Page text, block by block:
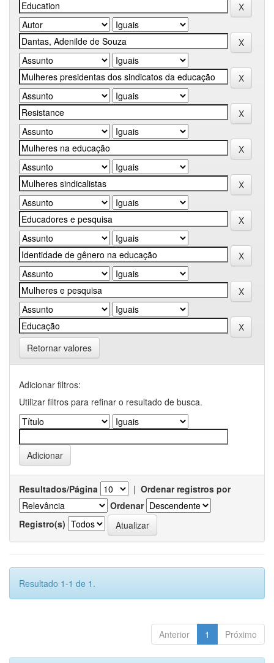
Retornar valores
Adicionar filtros:
Utilizar filtros para refinar o resultado de busca.
Resultados/Página | Ordenar registros por
Ordenar
Registro(s)
Resultado 1-1 de 1.
Anterior 1 Próximo